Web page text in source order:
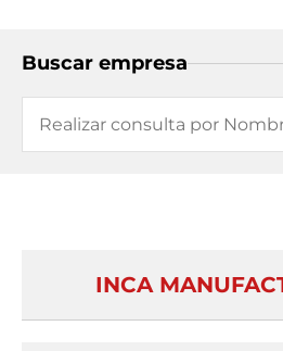
Buscar empresa
INCA